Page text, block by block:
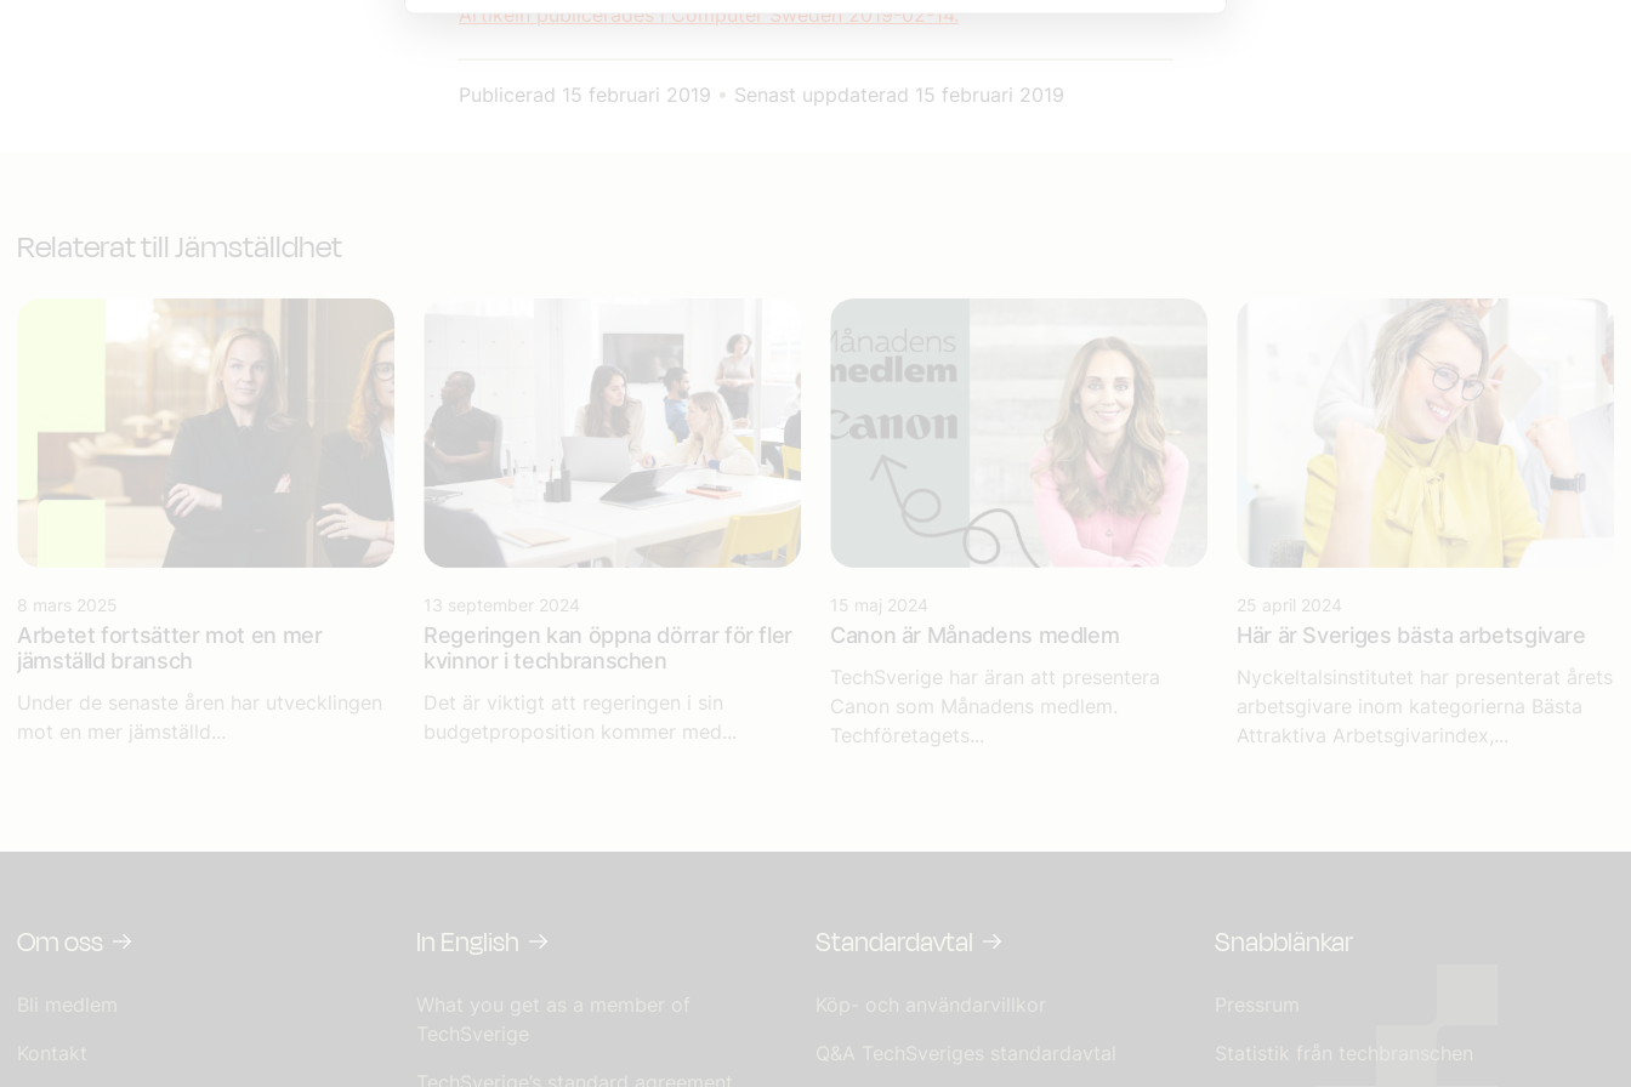
Artikeln publicerades i Computer Sweden 2019-02-14.
Publicerad 15 februari 2019 • Senast uppdaterad 15 februari 2019
Relaterat till Jämställdhet
8 mars 2025
Arbetet fortsätter mot en mer
jämställd bransch
Under de senaste åren har utvecklingen
mot en mer jämställd...
13 september 2024
Regeringen kan öppna dörrar för fler
kvinnor i techbranschen
Det är viktigt att regeringen i sin
budgetproposition kommer med...
15 maj 2024
Canon är Månadens medlem
TechSverige har äran att presentera
Canon som Månadens medlem.
Techföretagets...
25 april 2024
Här är Sveriges bästa arbetsgivare
Nyckeltalsinstitutet har presenterat årets
arbetsgivare inom kategorierna Bästa
Attraktiva Arbetsgivarindex,...
Om oss
Bli medlem
Kontakt
In English
What you get as a member of
TechSverige
Standardavtal
Köp- och användarvillkor
Q&A TechSveriges standardavtal
Snabblänkar
Pressrum
Statistik från techbranschen